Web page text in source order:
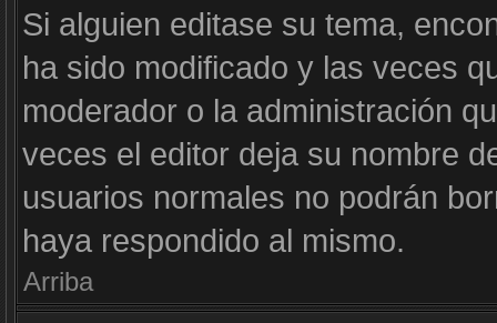
Si alguien editase su tema,
ha sido modificado y las veces
moderador o la administración
veces el editor deja su nombre
usuarios normales no podrán
haya respondido al mismo.
Arriba